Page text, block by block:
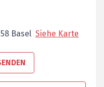
Basel Siehe Karte